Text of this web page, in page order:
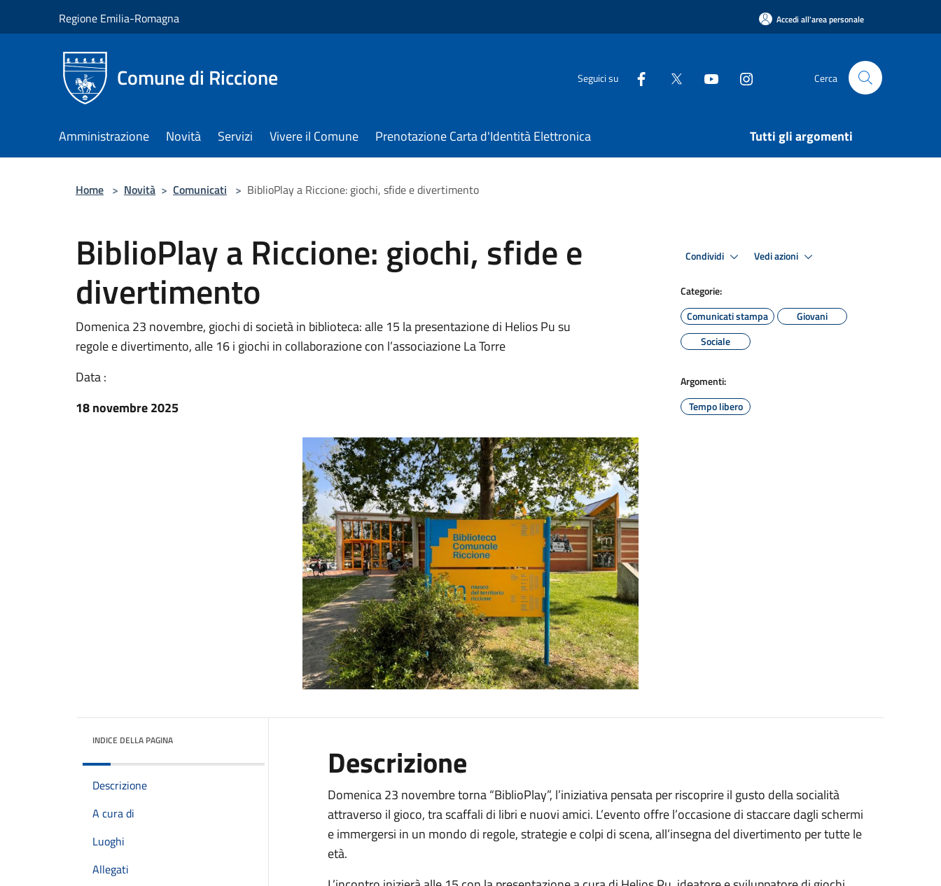
Regione Emilia-Romagna Accedi all'area personale
Comune di Riccione Seguici su Cerca
Amministrazione Novità Servizi Vivere il Comune Prenotazione Carta d'Identità Elettronica Tutti gli argomenti
Home > Novità > Comunicati > BiblioPlay a Riccione: giochi, sfide e divertimento
BiblioPlay a Riccione: giochi, sfide e
divertimento
Domenica 23 novembre, giochi di società in biblioteca: alle 15 la presentazione di Helios Pu su
regole e divertimento, alle 16 i giochi in collaborazione con l’associazione La Torre
Data :
18 novembre 2025
Condividi Vedi azioni
Categorie:
Comunicati stampa
Giovani
Sociale
Argomenti:
Tempo libero
INDICE DELLA PAGINA
Descrizione
A cura di
Luoghi
Allegati
Descrizione
Domenica 23 novembre torna “BiblioPlay”, l’iniziativa pensata per riscoprire il gusto della socialità
attraverso il gioco, tra scaffali di libri e nuovi amici. L’evento offre l’occasione di staccare dagli schermi
e immergersi in un mondo di regole, strategie e colpi di scena, all’insegna del divertimento per tutte le
età.